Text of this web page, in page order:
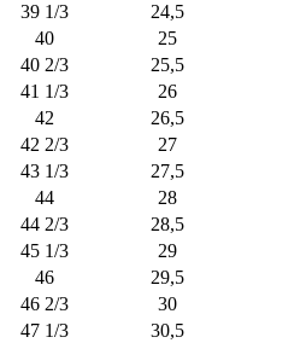
39 1/3
24,5
40
25
40 2/3
25,5
41 1/3
26
42
26,5
42 2/3
27
43 1/3
27,5
44
28
44 2/3
28,5
45 1/3
29
46
29,5
46 2/3
30
47 1/3
30,5